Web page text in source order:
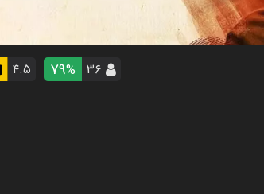
۳۶ 79% ۴.۵